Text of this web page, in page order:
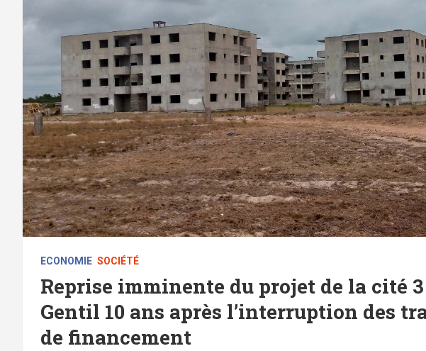
ECONOMIE SOCIÉTÉ
Reprise imminente du projet de la cité
Gentil 10 ans après l’interruption des
de financement